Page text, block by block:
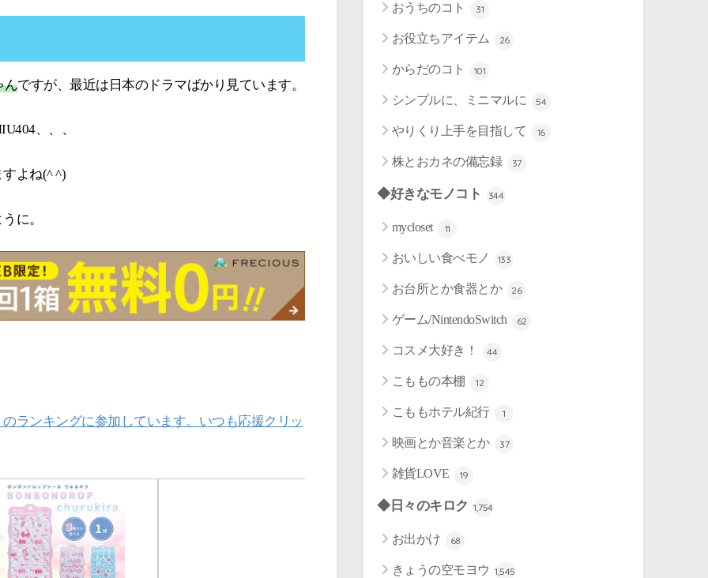
んですが、最近は日本のドラマばかり見ています。
、、、
よね(^ ^)
に。
ランキングに参加しています。いつも応援クリッ
おうちのコト 31
お役立ちアイテム 26
からだのコト 101
シンプルに、ミニマルに 54
やりくり上手を目指して 16
株とおカネの備忘録 37
◆好きなモノコト 344
mycloset 11
おいしい食べモノ 133
お台所とか食器とか 26
ゲーム/NintendoSwitch 62
コスメ大好き！ 44
こももの本棚 12
こももホテル紀行 1
映画とか音楽とか 37
雑貨LOVE 19
◆日々のキロク 1,754
お出かけ 68
きょうの空モヨウ 1,545